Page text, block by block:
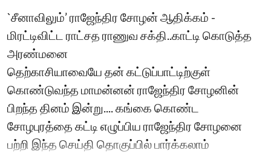
`சீனாவிலும்’ ராஜேந்திர சோழன் ஆதிக்கம் -
மிரட்டிவிட்ட ராட்சத ராணுவ சக்தி..காட்டி கொடுத்த
அரண்மனை
தெற்காசியாவையே தன் கட்டுப்பாட்டிற்குள்
கொண்டுவந்த மாமன்னன் ராஜேந்திர சோழனின்
பிறந்த தினம் இன்று.... கங்கை கொண்ட
சோழபுரத்தை கட்டி எழுப்பிய ராஜேந்திர சோழனை
பற்றி இந்த செய்தி தொகுப்பில் பார்க்கலாம்